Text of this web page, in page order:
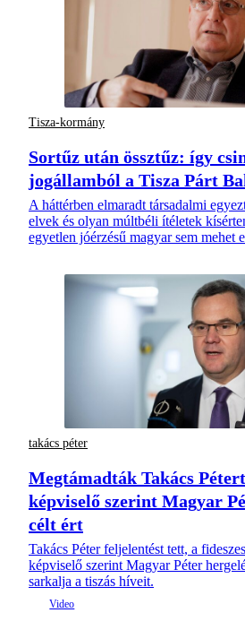
Tisza-kormány
Sortűz után össztűz: így
jogállamból a Tisza Párt
A háttérben elmaradt társadalmi
elvek és olyan múltbéli ítéletek
egyetlen jóérzésű magyar sem mehet
takács péter
Megtámadták Takács
képviselő szerint Magyar
célt ért
Takács Péter feljelentést tett, a
képviselő szerint Magyar Péter
sarkalja a tiszás híveit.